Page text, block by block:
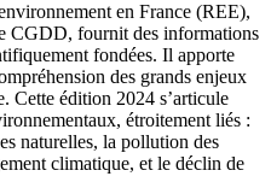
en France (REE),
CGDD, fournit des informations
fondées. Il apporte
des grands enjeux
Cette édition 2024 s’articule
étroitement liés :
naturelles, la pollution des
climatique, et le déclin de